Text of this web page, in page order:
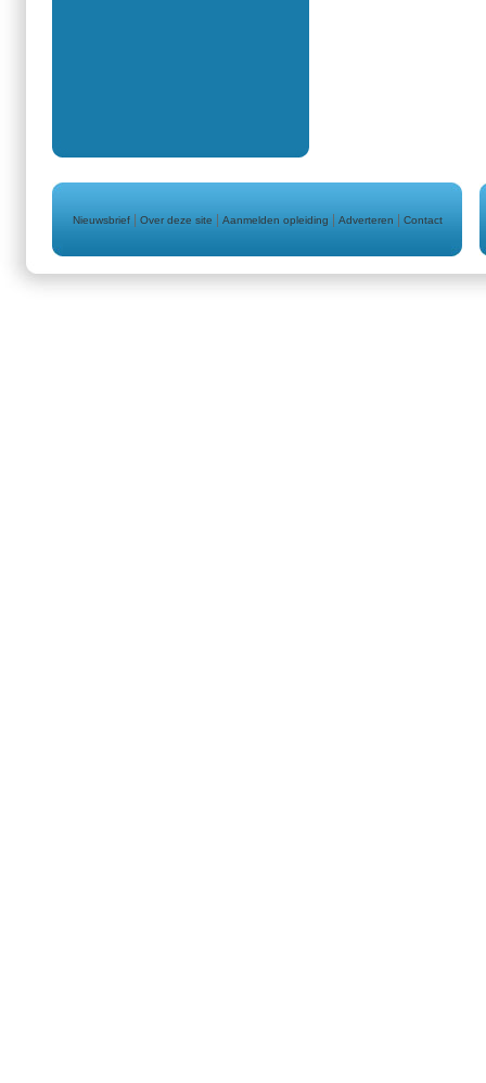
Nieuwsbrief| Over deze site Aanmelden opleiding Adverteren Contact